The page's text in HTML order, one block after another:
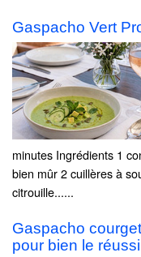
Gaspacho Vert
minutes Ingrédients 1
bien mûr 2 cuillères à
citrouille......
Gaspacho
pour bien le